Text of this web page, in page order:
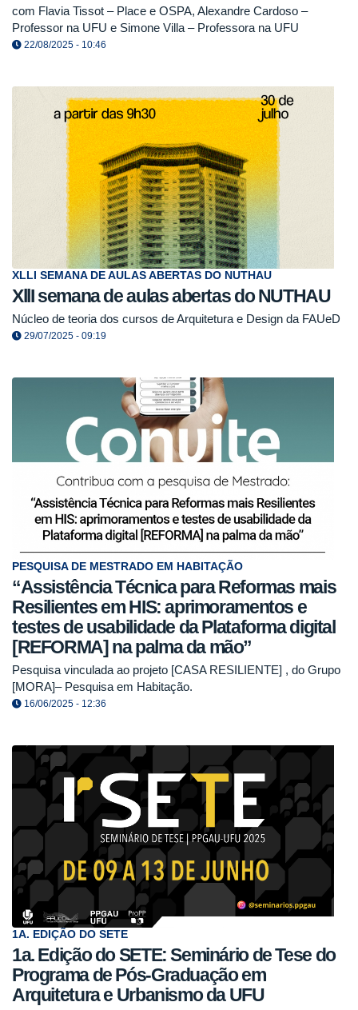
com Flavia Tissot – Place e OSPA, Alexandre Cardoso –
Professor na UFU e Simone Villa – Professora na UFU
22/08/2025 - 10:46
XLLI SEMANA DE AULAS ABERTAS DO NUTHAU
XllI semana de aulas abertas do NUTHAU
Núcleo de teoria dos cursos de Arquitetura e Design da FAUeD
29/07/2025 - 09:19
PESQUISA DE MESTRADO EM HABITAÇÃO
“Assistência Técnica para Reformas mais
Resilientes em HIS: aprimoramentos e
testes de usabilidade da Plataforma digital
[REFORMA] na palma da mão”
Pesquisa vinculada ao projeto [CASA RESILIENTE] , do Grupo
[MORA]– Pesquisa em Habitação.
16/06/2025 - 12:36
1A. EDIÇÃO DO SETE
1a. Edição do SETE: Seminário de Tese do
Programa de Pós-Graduação em
Arquitetura e Urbanismo da UFU